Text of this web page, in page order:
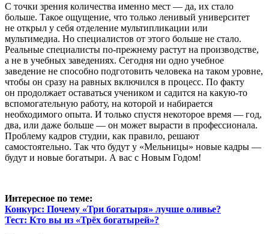
С точки зрения количества именно мест — да, их стало
больше. Такое ощущение, что только ленивый университет
не открыл у себя отделение мультипликации или
мультимедиа. Но специалистов от этого больше не стало.
Реальные специалисты по-прежнему растут на производстве,
а не в учебных заведениях. Сегодня ни одно учебное
заведение не способно подготовить человека на таком уровне,
чтобы он сразу на равных включился в процесс. По факту
он продолжает оставаться учеником и садится на какую-то
вспомогательную работу, на которой и набирается
необходимого опыта. И только спустя некоторое время — год,
два, или даже больше — он может вырасти в профессионала.
Проблему кадров студии, как правило, решают
самостоятельно. Так что будут у «Мельницы» новые кадры —
будут и новые богатыри. А вас с Новым Годом!
Интересное по теме:
Конкурс: Почему «Три богатыря» лучше оливье?
Тест: Кто вы из «Трёх богатырей»?